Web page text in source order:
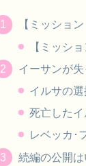
【ミッショ
【ミッシ
イーサンが
イルサの
死亡した
レベッカ･
続編の公開は